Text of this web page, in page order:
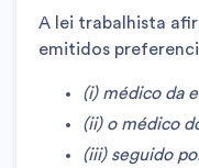
A lei trabalhista
emitidos
(i) médico da
(ii) o médico
(iii) seguido